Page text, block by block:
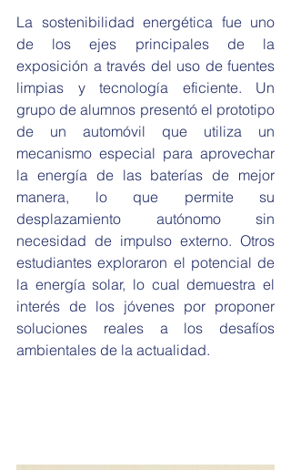
La sostenibilidad energética fue uno
de los ejes principales de la
exposición a través del uso de fuentes
limpias y tecnología eficiente. Un
grupo de alumnos presentó el prototipo
de un automóvil que utiliza un
mecanismo especial para aprovechar
la energía de las baterías de mejor
manera, lo que permite su
desplazamiento autónomo sin
necesidad de impulso externo. Otros
estudiantes exploraron el potencial de
la energía solar, lo cual demuestra el
interés de los jóvenes por proponer
soluciones reales a los desafíos
ambientales de la actualidad.